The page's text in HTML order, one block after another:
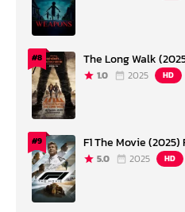
#8 The Long Walk
1.0 2025 HD
#9 F1 The Movie (2025)
5.0 2025 HD